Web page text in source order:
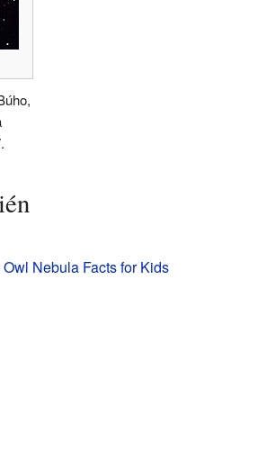
Owl Nebula Facts for Kids